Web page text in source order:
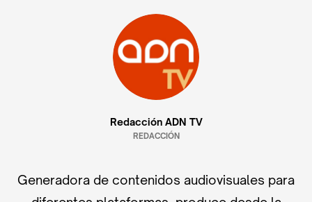
Redacción ADN TV
REDACCIÓN
Generadora de contenidos audiovisuales para